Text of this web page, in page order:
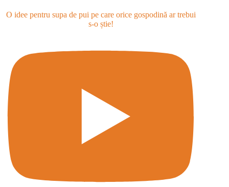
O idee pentru supa de pui pe care orice gospodină ar trebui
s-o știe!